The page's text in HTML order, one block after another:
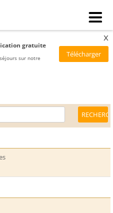
gratuite
sur notre
x